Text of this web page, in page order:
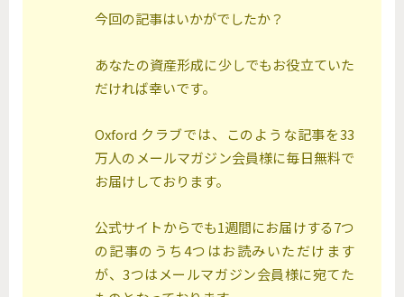
今回の記事はいかがでしたか？
あなたの資産形成に少しでもお役立ていた
だければ幸いです。
Oxford クラブでは、このような記事を33
万人のメールマガジン会員様に毎日無料で
お届けしております。
公式サイトからでも1週間にお届けする7つ
の記事のうち4つはお読みいただけます
が、3つはメールマガジン会員様に宛てた